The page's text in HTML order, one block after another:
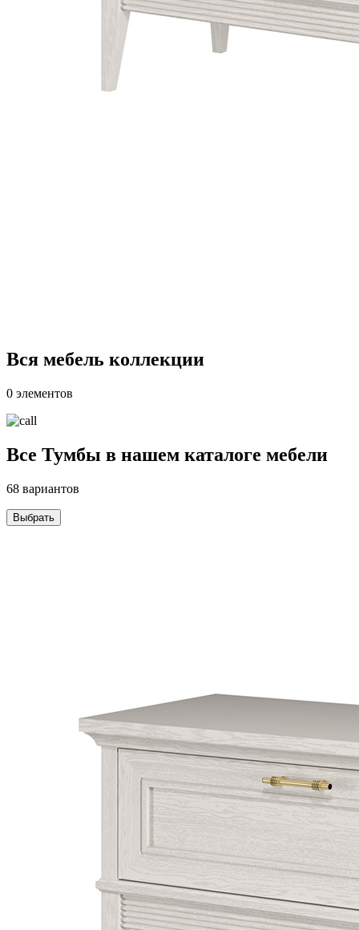
Вся мебель коллекции
0 элементов
Все Тумбы в нашем каталоге мебели
68 вариантов
Выбрать